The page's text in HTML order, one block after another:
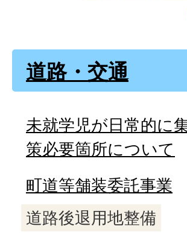
道路・交通
未就学児が日常的に
策必要箇所について
町道等舗装委託事業
道路後退用地整備